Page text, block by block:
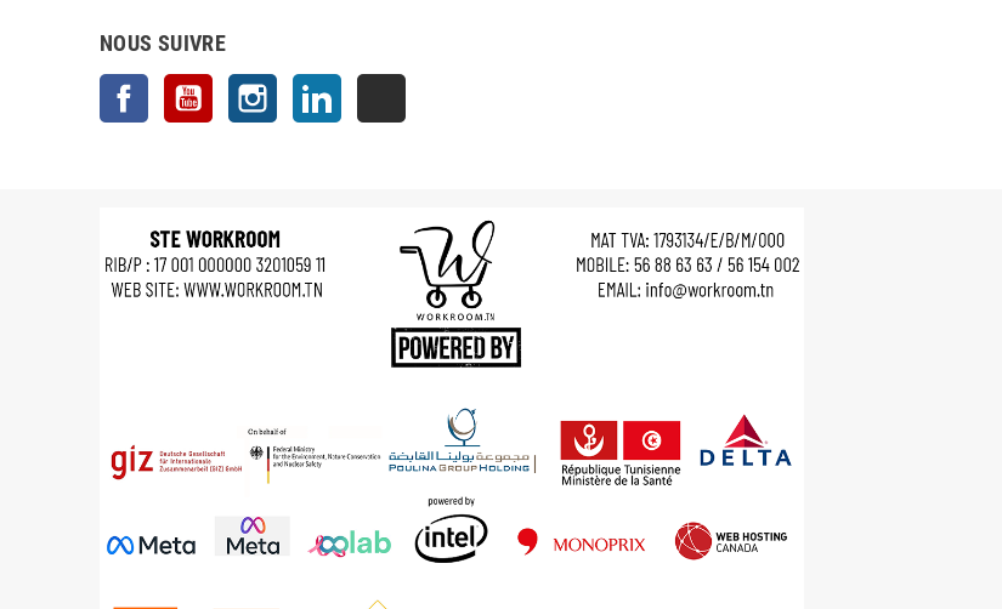
NOUS SUIVRE
Facebook YouTube Instagram